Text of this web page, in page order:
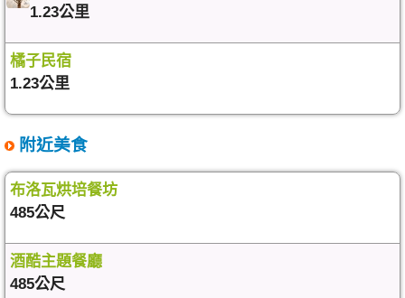
1.23公里
橘子民宿
1.23公里
附近美食
布洛瓦烘培餐坊
485公尺
酒酷主題餐廳
485公尺